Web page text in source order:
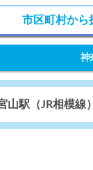
市区町村から
神